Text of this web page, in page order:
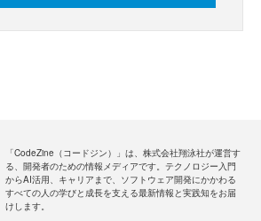
「CodeZine（コードジン）」は、株式会社翔泳社が運営す
る、開発者のための情報メディアです。テクノロジー入門
からAI活用、キャリアまで、ソフトウェア開発にかかわる
すべての人の学びと成長を支える最新情報と実践知をお届
けします。